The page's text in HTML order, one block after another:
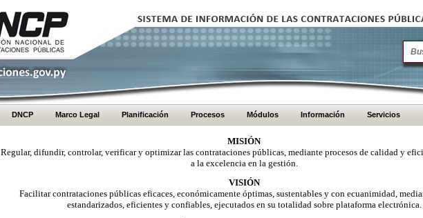
DNCP Marco Legal Planificación Procesos Módulos Información Servicios
MISIÓN
Regular, difundir, controlar, verificar y optimizar las contrataciones públicas, mediante procesos de calidad y
a la excelencia en la gestión.
VISIÓN
Facilitar contrataciones públicas eficaces, económicamente óptimas, sustentables y con ecuanimidad,
estandarizados, eficientes y confiables, ejecutados en su totalidad sobre plataforma electrónica.